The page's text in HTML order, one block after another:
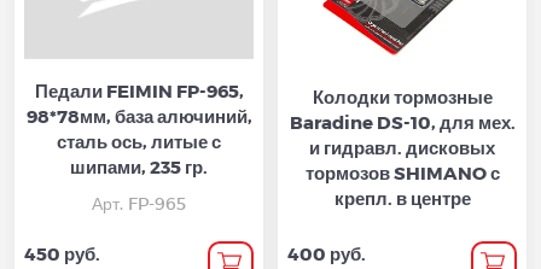
Педали FEIMIN FP-965,
98*78мм, база алючиний,
сталь ось, литые с
шипами, 235 гр.
Арт. FP-965
450 руб.
Колодки тормозные
Baradine DS-10, для мех.
и гидравл. дисковых
тормозов SHIMANO с
крепл. в центре
400 руб.